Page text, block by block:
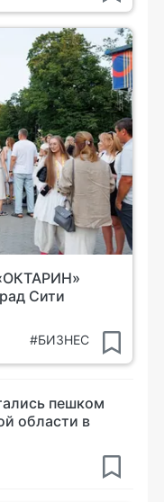
Сити
#БИЗНЕС
пешком
области в